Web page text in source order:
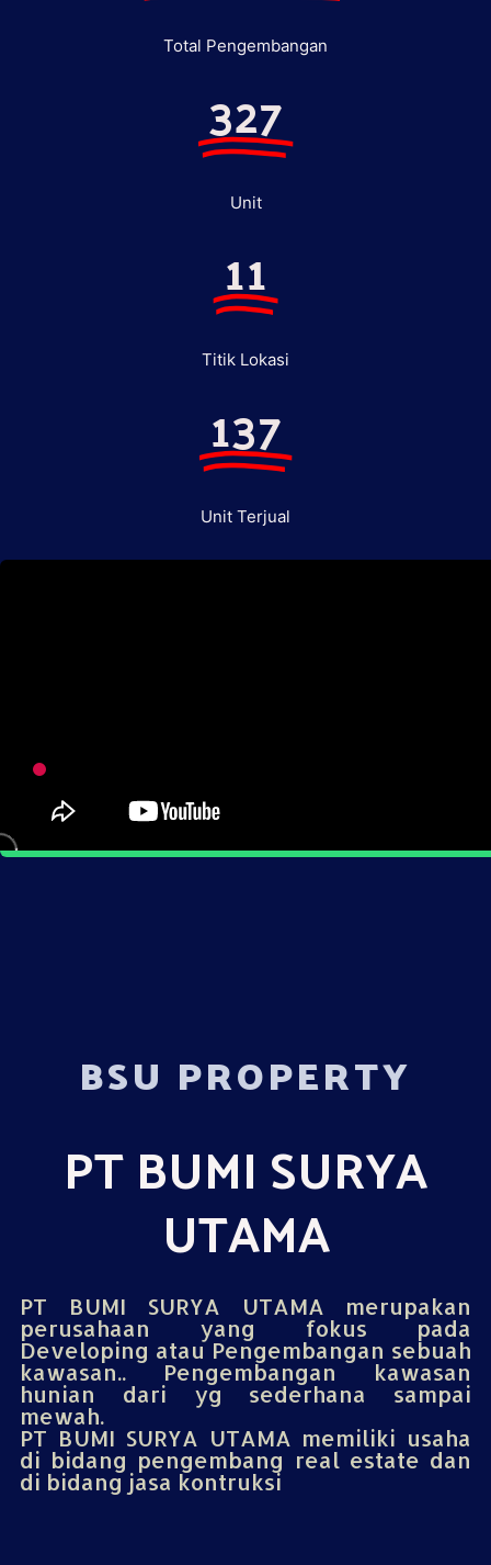
Total Pengembangan
327
Unit
11
Titik Lokasi
137
Unit Terjual
BSU PROPERTY
PT BUMI SURYA
UTAMA
PT BUMI SURYA UTAMA merupakan
perusahaan yang fokus pada
Developing atau Pengembangan sebuah
kawasan.. Pengembangan kawasan
hunian dari yg sederhana sampai
mewah.
PT BUMI SURYA UTAMA memiliki usaha
di bidang pengembang real estate dan
di bidang jasa kontruksi